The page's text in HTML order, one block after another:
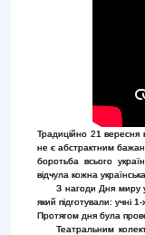
Традиційно 21 вересня
не є абстрактним
боротьба всього
відчула кожна
З нагоди Дня миру у
який підготували: учні
Протягом дня була
Театральним